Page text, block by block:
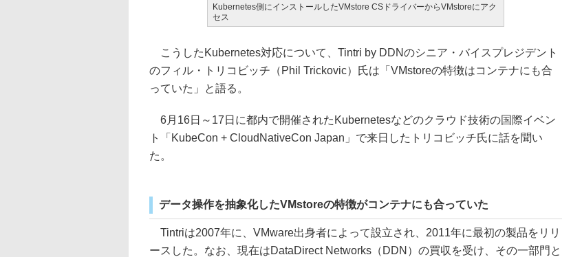
Kubernetes側にインストールしたVMstore CSドライバーからVMstoreにアク
セス
こうしたKubernetes対応について、Tintri by DDNのシニア・バイスプレジデント
のフィル・トリコビッチ（Phil Trickovic）氏は「VMstoreの特徴はコンテナにも合
っていた」と語る。
6月16日～17日に都内で開催されたKubernetesなどのクラウド技術の国際イベン
ト「KubeCon + CloudNativeCon Japan」で来日したトリコビッチ氏に話を聞い
た。
データ操作を抽象化したVMstoreの特徴がコンテナにも合っていた
Tintriは2007年に、VMware出身者によって設立され、2011年に最初の製品をリリ
ースした。なお、現在はDataDirect Networks（DDN）の買収を受け、その一部門と